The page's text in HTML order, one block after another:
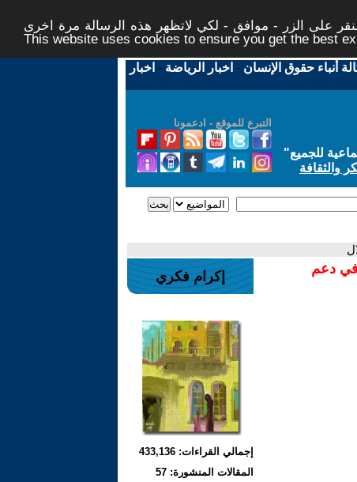
على الزر - موافق - لكي لاتظهر هذه الرسالة مرة اخرى -
This website uses cookies to ensure you get the best
أنباء حقوق الإنسان - اخبار الرياضة - اخبار
التبرع للموقع - ادعمونا
للجميع"
والثقافة
في دعم
إكرام فكري
إجمالي القراءات: 433,136
المقالات المنشورة: 57